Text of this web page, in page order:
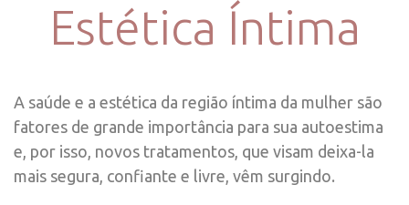
Estética Íntima
A saúde e a estética da região íntima da mulher são
fatores de grande importância para sua autoestima
e, por isso, novos tratamentos, que visam deixa-la
mais segura, confiante e livre, vêm surgindo.